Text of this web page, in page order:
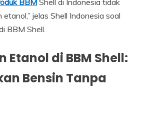
BBMShell di Indonesia tidak
etanol,” jelas Shell Indonesia soal
BBM Shell.
Etanol di BBM Shell:
Bensin Tanpa